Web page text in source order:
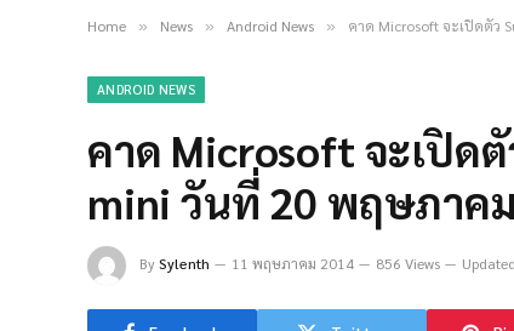
Home » News » Android News » คาด Microsoft จะเปิดตัว
ANDROID NEWS
คาด Microsoft จะเปิด
mini วันที่ 20 พฤษภาค
BySylenth 11 พฤษภาคม 2014 856 Views